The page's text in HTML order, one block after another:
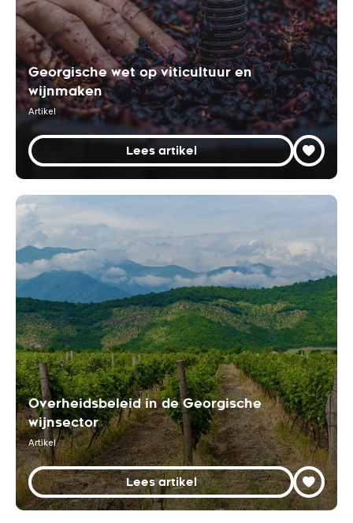
Georgische wet op viticultuur en
wijnmaken
Artikel
Lees artikel
Overheidsbeleid in de Georgische
wijnsector
Artikel
Lees artikel